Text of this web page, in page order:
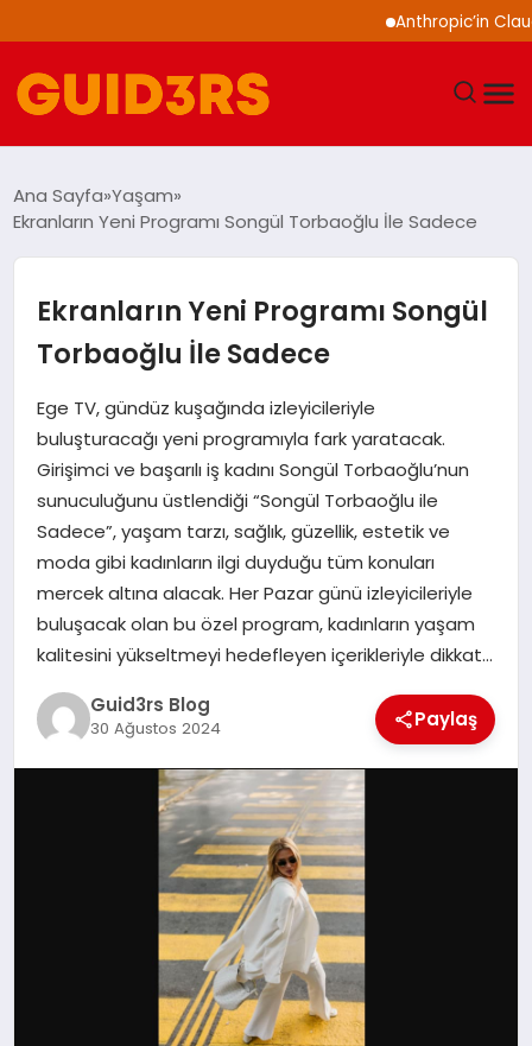
Anthropic’in Claude
TEKNOLOJI
SPOR
SAĞLIK
EKONOMI
MAGAZIN
EĞITIM
Ana Sayfa Yaşam
Ekranların Yeni Programı Songül Torbaoğlu İle Sadece
Ekranların Yeni Programı Songül
Torbaoğlu İle Sadece
Ege TV, gündüz kuşağında izleyicileriyle
buluşturacağı yeni programıyla fark yaratacak.
Girişimci ve başarılı iş kadını Songül Torbaoğlu’nun
sunuculuğunu üstlendiği “Songül Torbaoğlu ile
Sadece”, yaşam tarzı, sağlık, güzellik, estetik ve
moda gibi kadınların ilgi duyduğu tüm konuları
mercek altına alacak. Her Pazar günü izleyicileriyle
buluşacak olan bu özel program, kadınların yaşam
kalitesini yükseltmeyi hedefleyen içerikleriyle dikkat…
Guid3rs Blog
30 Ağustos 2024 Paylaş